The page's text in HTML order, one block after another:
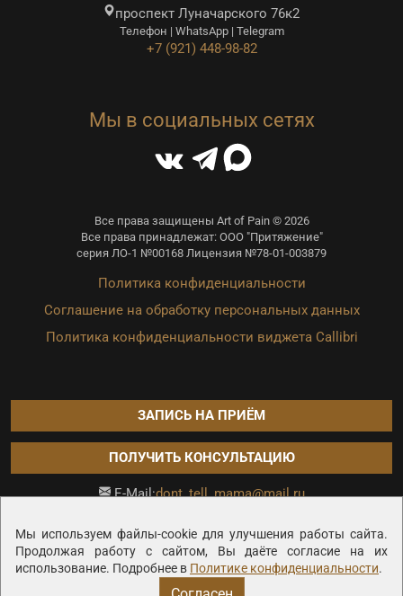
Мы используем файлы-cookie для улучшения работы сайта.
Продолжая работу с сайтом, Вы даёте согласие на их
использование. Подробнее в Политике конфиденциальности.
проспект Луначарского 76к2
Телефон | WhatsApp | Telegram
+7 (921) 448-98-82
Мы в социальных сетях
Все права защищены Art of Pain © 2026
Все права принадлежат: ООО "Притяжение"
серия ЛО-1 №00168 Лицензия №78-01-003879
Политика конфиденциальности
Соглашение на обработку персональных данных
Политика конфиденциальности виджета Callibri
ЗАПИСЬ НА ПРИЁМ
ПОЛУЧИТЬ КОНСУЛЬТАЦИЮ
E-Mail:dont_tell_mama@mail.ru